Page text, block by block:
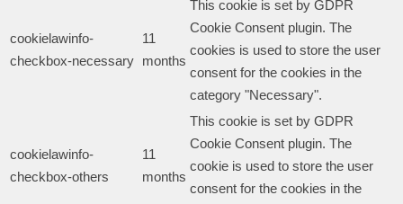
cookielawinfo-
checkbox-necessary
11
months
This cookie is set by GDPR
Cookie Consent plugin. The
cookies is used to store the user
consent for the cookies in the
category "Necessary".
cookielawinfo-
checkbox-others
11
months
This cookie is set by GDPR
Cookie Consent plugin. The
cookie is used to store the user
consent for the cookies in the